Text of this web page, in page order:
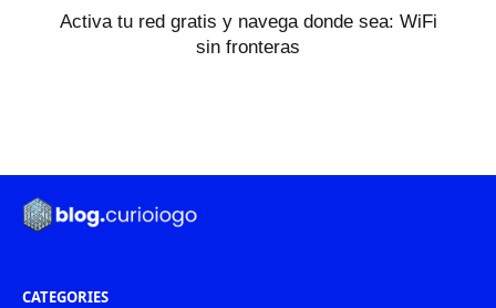
Activa tu red gratis y navega donde sea: WiFi
sin fronteras
CATEGORIES